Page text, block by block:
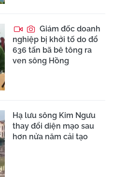
Giám đốc doanh
nghiệp bị khởi tố do đổ
636 tấn bã bê tông ra
ven sông Hồng
Hạ lưu sông Kim Ngưu
thay đổi diện mạo sau
hơn nửa năm cải tạo